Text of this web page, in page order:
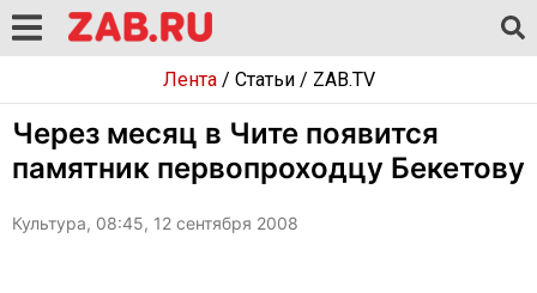
Лента/ Статьи/ ZAB.TV
Через месяц в Чите появится
памятник первопроходцу Бекетову
Культура, 08:45, 12 сентября 2008